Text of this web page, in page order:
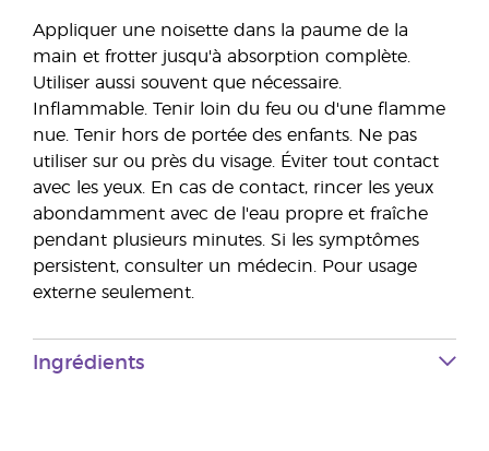
Appliquer une noisette dans la paume de la
main et frotter jusqu'à absorption complète.
Utiliser aussi souvent que nécessaire.
Inflammable. Tenir loin du feu ou d'une flamme
nue. Tenir hors de portée des enfants. Ne pas
utiliser sur ou près du visage. Éviter tout contact
avec les yeux. En cas de contact, rincer les yeux
abondamment avec de l'eau propre et fraîche
pendant plusieurs minutes. Si les symptômes
persistent, consulter un médecin. Pour usage
externe seulement.
Ingrédients